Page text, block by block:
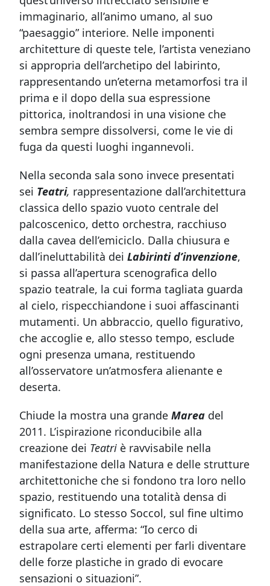
immaginario, all’animo umano, al suo
“paesaggio” interiore. Nelle imponenti
architetture di queste tele, l’artista veneziano
si appropria dell’archetipo del labirinto,
rappresentando un’eterna metamorfosi tra il
prima e il dopo della sua espressione
pittorica, inoltrandosi in una visione che
sembra sempre dissolversi, come le vie di
fuga da questi luoghi ingannevoli.
Nella seconda sala sono invece presentati
sei Teatri, rappresentazione dall’architettura
classica dello spazio vuoto centrale del
palcoscenico, detto orchestra, racchiuso
dalla cavea dell’emiciclo. Dalla chiusura e
dall’ineluttabilità dei Labirinti d’invenzione,
si passa all’apertura scenografica dello
spazio teatrale, la cui forma tagliata guarda
al cielo, rispecchiandone i suoi affascinanti
mutamenti. Un abbraccio, quello figurativo,
che accoglie e, allo stesso tempo, esclude
ogni presenza umana, restituendo
all’osservatore un’atmosfera alienante e
deserta.
Chiude la mostra una grande Marea del
2011. L’ispirazione riconducibile alla
creazione dei Teatri è ravvisabile nella
manifestazione della Natura e delle strutture
architettoniche che si fondono tra loro nello
spazio, restituendo una totalità densa di
significato. Lo stesso Soccol, sul fine ultimo
della sua arte, afferma: “Io cerco di
estrapolare certi elementi per farli diventare
delle forze plastiche in grado di evocare
sensazioni o situazioni”.